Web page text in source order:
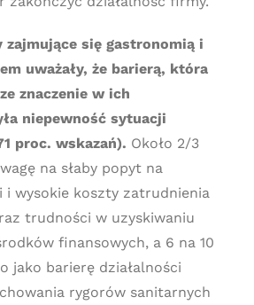
zajmujące się gastronomią i
uważały, że barierą, która
znaczenie w ich
niepewność sytuacji
proc. wskazań). Około 2/3
na słaby popyt na
i wysokie koszty zatrudnienia
trudności w uzyskiwaniu
finansowych, a 6 na 10
jako barierę działalności
rygorów sanitarnych